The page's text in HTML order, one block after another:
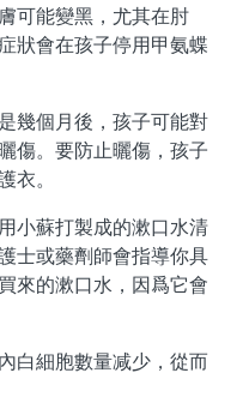
可能變黑，尤其在肘
狀會在孩子停用甲氨蝶
幾個月後，孩子可能對
傷。要防止曬傷，孩子
衣。
小蘇打製成的漱口水清
士或藥劑師會指導你具
來的漱口水，因爲它會
白細胞數量减少，從而